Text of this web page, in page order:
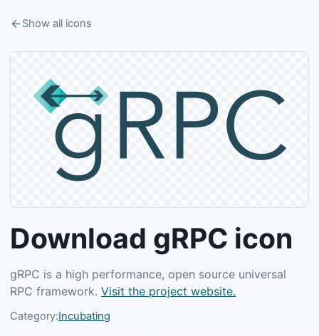
Show all icons
Download gRPC icon
gRPC is a high performance, open source universal
RPC framework. Visit the project website.
Category:Incubating